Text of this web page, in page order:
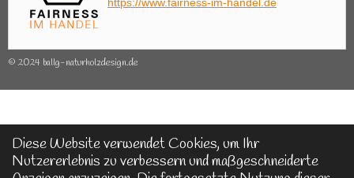
Diese Website verwendet Cookies, um Ihr
Nutzererlebnis zu verbessern und maßgeschneiderte
https://www.fairness-im-handel.de
© 2024 ballg-naturholzdesign.de